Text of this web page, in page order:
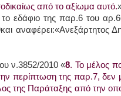
από το αξίωμα αυτό.
εδάφιο της παρ.6 του
αναφέρει:«Ανεξάρτητος
ν.3852/2010 «8. Το μέλος
περίπτωση της παρ.7, δεν
της Παράταξης από την